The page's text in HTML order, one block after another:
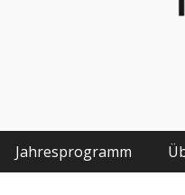
Jahresprogramm